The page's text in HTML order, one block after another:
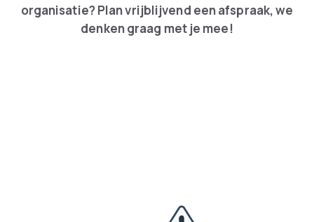
organisatie? Plan vrijblijvend een afspraak, we
denken graag met je mee!